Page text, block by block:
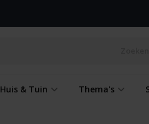
Huis & Tuin Thema's